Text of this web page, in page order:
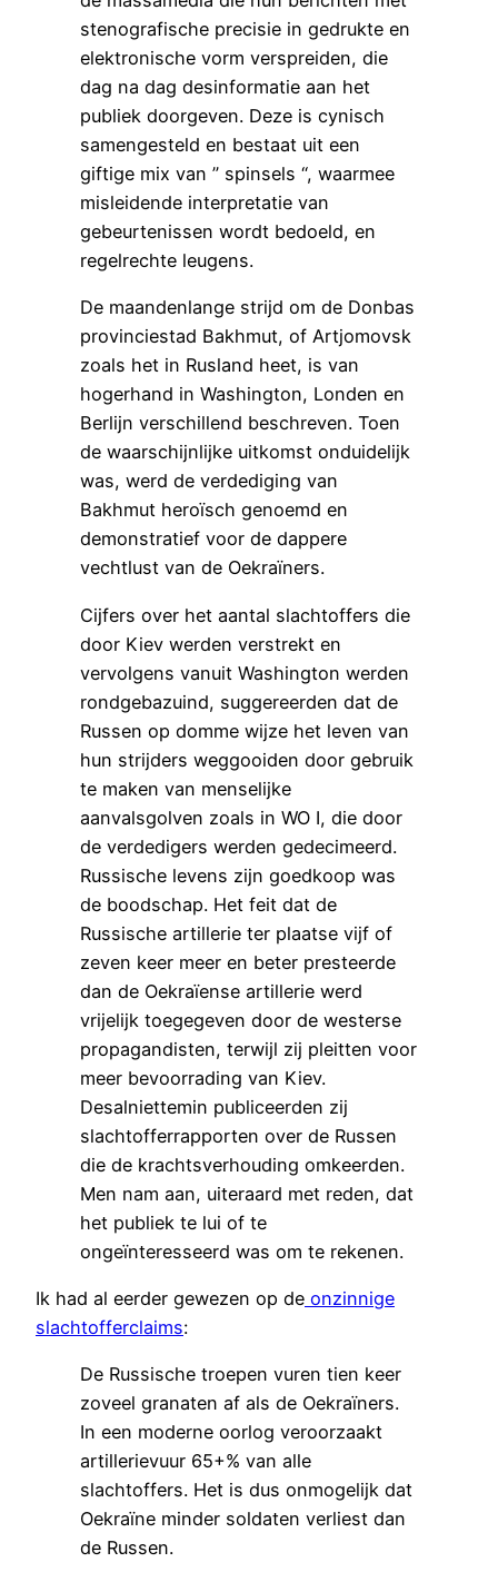
stenografische precisie in gedrukte en
elektronische vorm verspreiden, die
dag na dag desinformatie aan het
publiek doorgeven. Deze is cynisch
samengesteld en bestaat uit een
giftige mix van ” spinsels “, waarmee
misleidende interpretatie van
gebeurtenissen wordt bedoeld, en
regelrechte leugens.
De maandenlange strijd om de Donbas
provinciestad Bakhmut, of Artjomovsk
zoals het in Rusland heet, is van
hogerhand in Washington, Londen en
Berlijn verschillend beschreven. Toen
de waarschijnlijke uitkomst onduidelijk
was, werd de verdediging van
Bakhmut heroïsch genoemd en
demonstratief voor de dappere
vechtlust van de Oekraïners.
Cijfers over het aantal slachtoffers die
door Kiev werden verstrekt en
vervolgens vanuit Washington werden
rondgebazuind, suggereerden dat de
Russen op domme wijze het leven van
hun strijders weggooiden door gebruik
te maken van menselijke
aanvalsgolven zoals in WO I, die door
de verdedigers werden gedecimeerd.
Russische levens zijn goedkoop was
de boodschap. Het feit dat de
Russische artillerie ter plaatse vijf of
zeven keer meer en beter presteerde
dan de Oekraïense artillerie werd
vrijelijk toegegeven door de westerse
propagandisten, terwijl zij pleitten voor
meer bevoorrading van Kiev.
Desalniettemin publiceerden zij
slachtofferrapporten over de Russen
die de krachtsverhouding omkeerden.
Men nam aan, uiteraard met reden, dat
het publiek te lui of te
ongeïnteresseerd was om te rekenen.
Ik had al eerder gewezen op de onzinnige
slachtofferclaims:
De Russische troepen vuren tien keer
zoveel granaten af als de Oekraïners.
In een moderne oorlog veroorzaakt
artillerievuur 65+% van alle
slachtoffers. Het is dus onmogelijk dat
Oekraïne minder soldaten verliest dan
de Russen.